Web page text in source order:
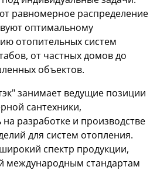
равномерное распределение
оптимальному
отопительных систем
от частных домов до
объектов.
занимает ведущие позиции
сантехники,
на разработке и производстве
для систем отопления.
спектр продукции,
международным стандартам